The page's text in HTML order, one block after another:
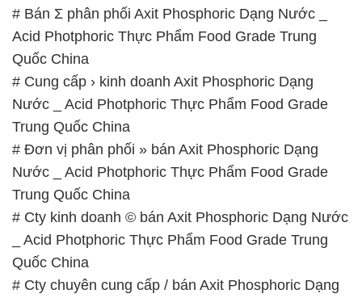
# Bán Σ phân phối Axit Phosphoric Dạng Nước _
Acid Photphoric Thực Phẩm Food Grade Trung
Quốc China
# Cung cấp › kinh doanh Axit Phosphoric Dạng
Nước _ Acid Photphoric Thực Phẩm Food Grade
Trung Quốc China
# Đơn vị phân phối » bán Axit Phosphoric Dạng
Nước _ Acid Photphoric Thực Phẩm Food Grade
Trung Quốc China
# Cty kinh doanh © bán Axit Phosphoric Dạng Nước
_ Acid Photphoric Thực Phẩm Food Grade Trung
Quốc China
# Cty chuyên cung cấp / bán Axit Phosphoric Dạng